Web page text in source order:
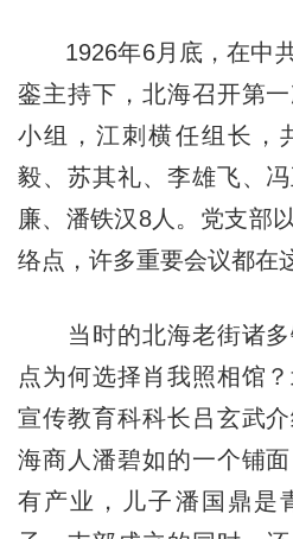
1926年6月底，在中共
銮主持下，北海召开第
小组，江刺横任组长，
毅、苏其礼、李雄飞、
廉、潘铁汉8人。党支部
络点，许多重要会议都在
当时的北海老街诸多
点为何选择肖我照相馆
宣传教育科科长吕玄武
海商人潘碧如的一个铺
有产业，儿子潘国鼎是